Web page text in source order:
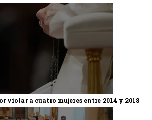
violar a cuatro mujeres entre 2014 y 2018